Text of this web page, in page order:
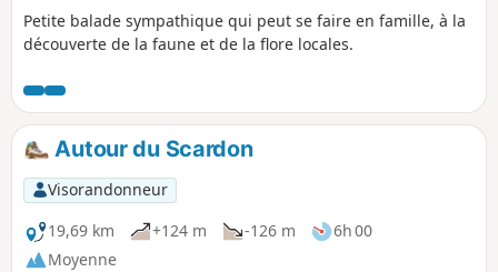
Petite balade sympathique qui peut se faire en famille, à la
découverte de la faune et de la flore locales.
Autour du Scardon
Visorandonneur
19,69 km
+124 m -126 m
6h 00
Moyenne